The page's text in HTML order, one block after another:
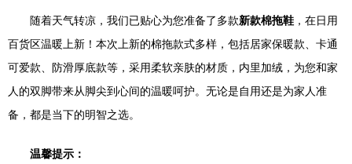
随着天气转凉，我们已贴心为您准备了多款新款棉拖鞋 ，在日用
百货区温暖上新！本次上新的棉拖款式多样，包括居家保暖款、卡通
可爱款、防滑厚底款等，采用柔软亲肤的材质，内里加绒，为您和家
人的双脚带来从脚尖到心间的温暖呵护。无论是自用还是为家人准
备，都是当下的明智之选。
温馨提示：